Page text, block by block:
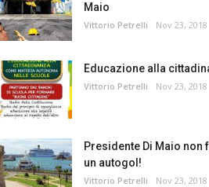
Maio
Vittorio Petrelli Nov 23, 2018
Educazione alla
Vittorio Petrelli Nov 23, 2018
Presidente Di Maio non
un autogol!
Vittorio Petrelli Nov 23, 2018